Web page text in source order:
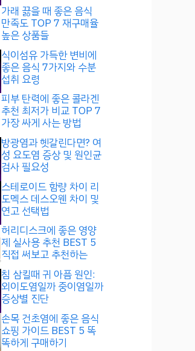
가래 끓을 때 좋은 음식
만족도 TOP 7 재구매율
높은 상품들
식이섬유 가득한 변비에
좋은 음식 7가지와 수분
섭취 요령
피부 탄력에 좋은 콜라겐
추천 최저가 비교 TOP 7
가장 싸게 사는 방법
방광염과 헷갈린다면? 여
성 요도염 증상 및 원인균
검사 필요성
스테로이드 함량 차이 리
도멕스 데스오웬 차이 및
연고 선택법
허리디스크에 좋은 영양
제 실사용 추천 BEST 5
직접 써보고 추천하는
침 삼킬때 귀 아픔 원인:
외이도염일까 중이염일까
증상별 진단
손목 건초염에 좋은 음식
쇼핑 가이드 BEST 5 똑
똑하게 구매하기